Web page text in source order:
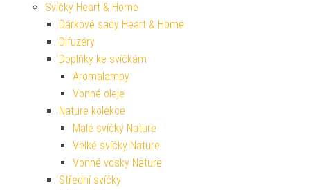
Svíčky Heart & Home
Dárkové sady Heart & Home
Difuzéry
Doplňky ke svíčkám
Aromalampy
Vonné oleje
Nature kolekce
Malé svíčky Nature
Velké svíčky Nature
Vonné vosky Nature
Střední svíčky